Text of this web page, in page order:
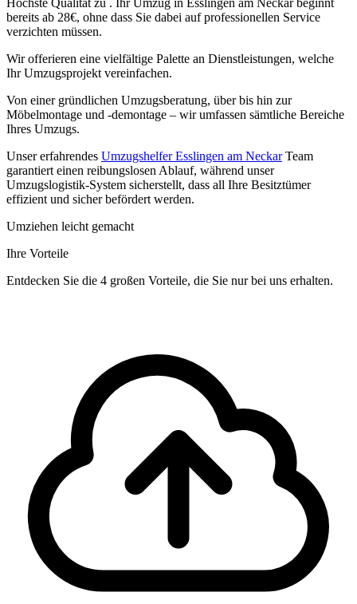
Höchste Qualität zu . Ihr Umzug in Esslingen am Neckar beginnt
bereits ab 28€, ohne dass Sie dabei auf professionellen Service
verzichten müssen.
Wir offerieren eine vielfältige Palette an Dienstleistungen, welche
Ihr Umzugsprojekt vereinfachen.
Von einer gründlichen Umzugsberatung, überbis hin zur
Möbelmontage und -demontage – wir umfassen sämtliche Bereiche
Ihres Umzugs.
Unser erfahrendes Umzugshelfer Esslingen am NeckarTeam
garantiert einen reibungslosen Ablauf, während unser
Umzugslogistik-System sicherstellt, dass all Ihre Besitztümer
effizient und sicher befördert werden.
Umziehen leicht gemacht
Ihre Vorteile
Entdecken Sie die 4 großen Vorteile, die Sie nur bei uns erhalten.